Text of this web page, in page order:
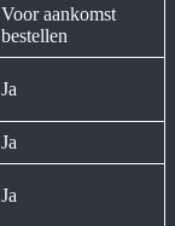
Voor aankomst
bestellen
Ja
Ja
Ja